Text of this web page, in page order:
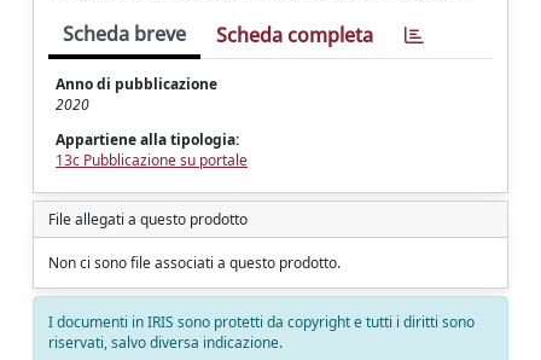
Scheda breve Scheda completa
Anno di pubblicazione
2020
Appartiene alla tipologia:
13c Pubblicazione su portale
File allegati a questo prodotto
Non ci sono file associati a questo prodotto.
I documenti in IRIS sono protetti da copyright e tutti i diritti sono
riservati, salvo diversa indicazione.